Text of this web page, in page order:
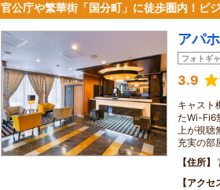
官公庁や繁華街「国分町」に徒歩圏内！ビ
アパ
フォトギ
3.9
キャスト
たWi-Fi6
上が視聴
充実の部
住所
アクセ